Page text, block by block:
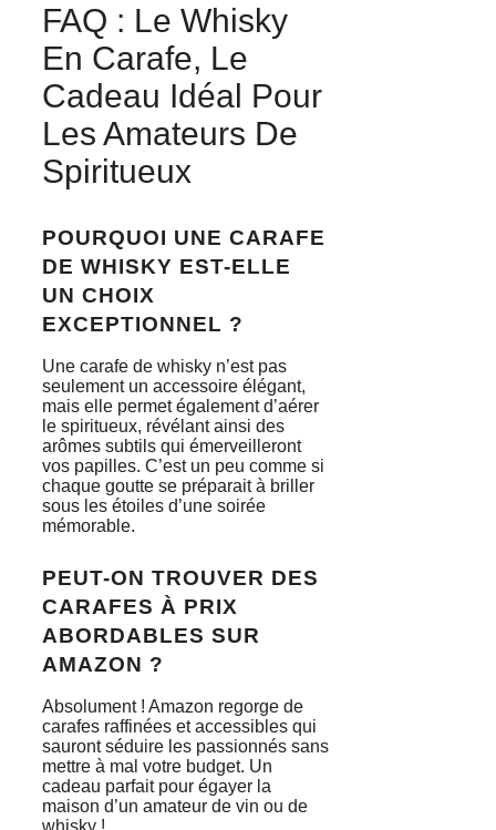
FAQ : Le Whisky
En Carafe, Le
Cadeau Idéal Pour
Les Amateurs De
Spiritueux
POURQUOI UNE CARAFE
DE WHISKY EST-ELLE
UN CHOIX
EXCEPTIONNEL ?
Une carafe de whisky n’est pas
seulement un accessoire élégant,
mais elle permet également d’aérer
le spiritueux, révélant ainsi des
arômes subtils qui émerveilleront
vos papilles. C’est un peu comme si
chaque goutte se préparait à briller
sous les étoiles d’une soirée
mémorable.
PEUT-ON TROUVER DES
CARAFES À PRIX
ABORDABLES SUR
AMAZON ?
Absolument ! Amazon regorge de
carafes raffinées et accessibles qui
sauront séduire les passionnés sans
mettre à mal votre budget. Un
cadeau parfait pour égayer la
maison d’un amateur de vin ou de
whisky !